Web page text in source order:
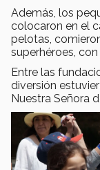
Además, los
colocaron en el
pelotas,
superhéroes,
Entre las
diversión
Nuestra Señora